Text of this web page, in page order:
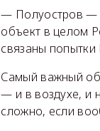
— Полуостров —
объект в целом
связаны попытки
Самый важный
— и в воздухе, и
сложно, если